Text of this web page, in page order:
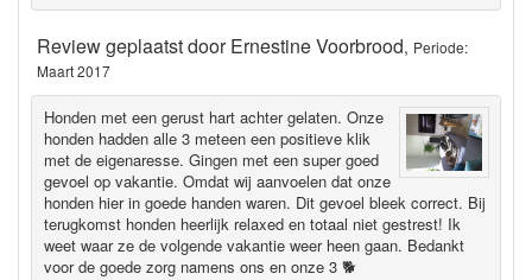
Review geplaatst doorErnestine Voorbrood, Periode:
Maart 2017
Honden met een gerust hart achter gelaten. Onze
honden hadden alle 3 meteen een positieve klik
met de eigenaresse. Gingen met een super goed
gevoel op vakantie. Omdat wij aanvoelen dat onze
honden hier in goede handen waren. Dit gevoel bleek correct. Bij
terugkomst honden heerlijk relaxed en totaal niet gestrest! Ik
weet waar ze de volgende vakantie weer heen gaan. Bedankt
voor de goede zorg namens ons en onze 3 🐕